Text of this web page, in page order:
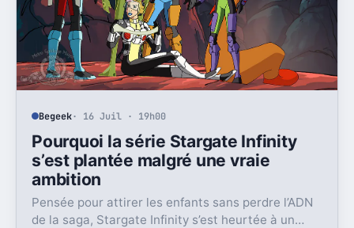
Begeek· 16 Juil · 19h00
Pourquoi la série Stargate Infinity
s’est plantée malgré une vraie
ambition
Pensée pour attirer les enfants sans perdre l’ADN
de la saga, Stargate Infinity s’est heurtée à un